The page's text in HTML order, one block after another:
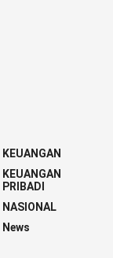
KEUANGAN
KEUANGAN
PRIBADI
NASIONAL
News